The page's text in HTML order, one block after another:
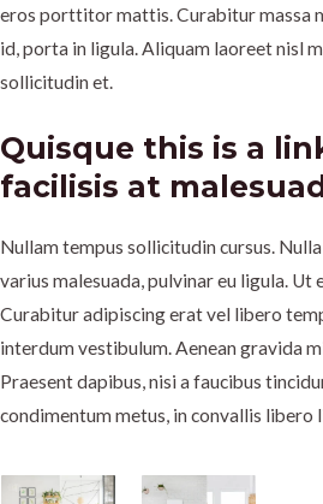
eros porttitor mattis. Curabitur massa
id, porta in ligula. Aliquam laoreet nisl
sollicitudin et.
Quisque this is a
facilisis at
Nullam tempus sollicitudin cursus.
varius malesuada, pulvinar eu ligula. Ut
Curabitur adipiscing erat vel libero
interdum vestibulum. Aenean gravida
Praesent dapibus, nisi a faucibus
condimentum metus, in convallis libero